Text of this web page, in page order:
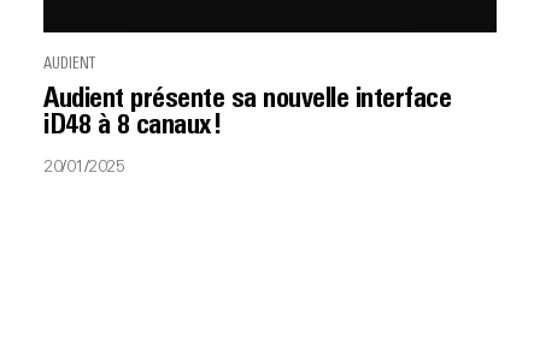
AUDIENT
Audient présente sa nouvelle interface
iD48 à 8 canaux !
20/01/2025